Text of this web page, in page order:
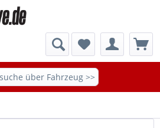
über Fahrzeug >>